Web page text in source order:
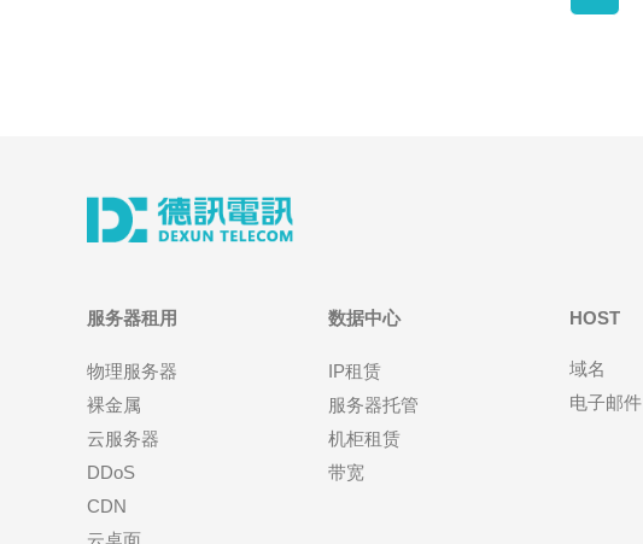
服务器租用
物理服务器
裸金属
云服务器
DDoS
CDN
云桌面
数据中心
IP租赁
服务器托管
机柜租赁
带宽
HOST
域名
电子邮件